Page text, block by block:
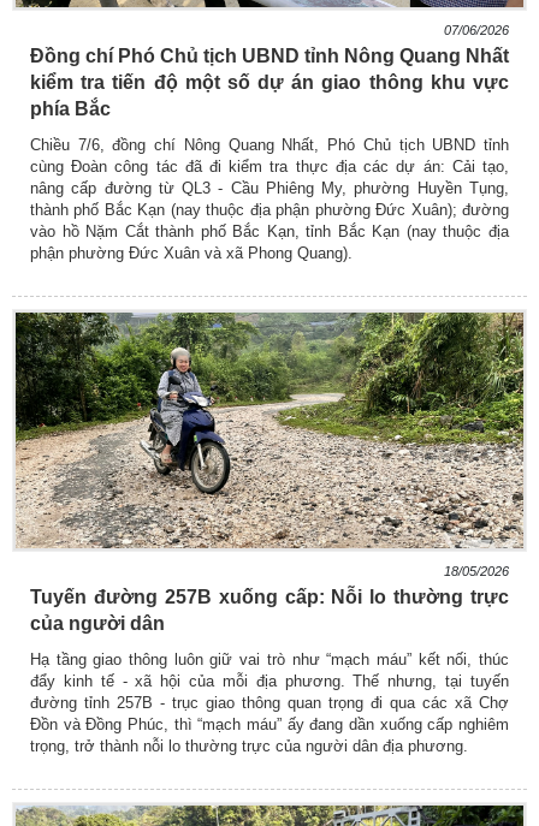
07/06/2026
Đồng chí Phó Chủ tịch UBND tỉnh Nông Quang Nhất
kiểm tra tiến độ một số dự án giao thông khu vực
phía Bắc
Chiều 7/6, đồng chí Nông Quang Nhất, Phó Chủ tịch UBND tỉnh
cùng Đoàn công tác đã đi kiểm tra thực địa các dự án: Cải tạo,
nâng cấp đường từ QL3 - Cầu Phiêng My, phường Huyền Tụng,
thành phố Bắc Kạn (nay thuộc địa phận phường Đức Xuân); đường
vào hồ Nặm Cắt thành phố Bắc Kạn, tỉnh Bắc Kạn (nay thuộc địa
phận phường Đức Xuân và xã Phong Quang).
18/05/2026
Tuyến đường 257B xuống cấp: Nỗi lo thường trực
của người dân
Hạ tầng giao thông luôn giữ vai trò như “mạch máu” kết nối, thúc
đẩy kinh tế - xã hội của mỗi địa phương. Thế nhưng, tại tuyến
đường tỉnh 257B - trục giao thông quan trọng đi qua các xã Chợ
Đồn và Đồng Phúc, thì “mạch máu” ấy đang dần xuống cấp nghiêm
trọng, trở thành nỗi lo thường trực của người dân địa phương.